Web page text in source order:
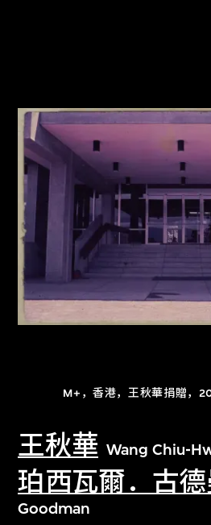
M+，香港，王秋華捐贈，
王秋華 Wang Chiu-
珀西瓦爾．古德
Goodman
进一步筛选
关于M+藏品
探索世界顶级的二十及
文化藏品。